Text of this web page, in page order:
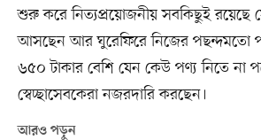
শুরু করে নিত্যপ্রয়োজনীয় সবকিছুই রয়েছে
আসছেন আর ঘুরেফিরে নিজের পছন্দমতো
৬৫০ টাকার বেশি যেন কেউ পণ্য নিতে না
স্বেচ্ছাসেবকেরা নজরদারি করছেন।
আরও পড়ুন